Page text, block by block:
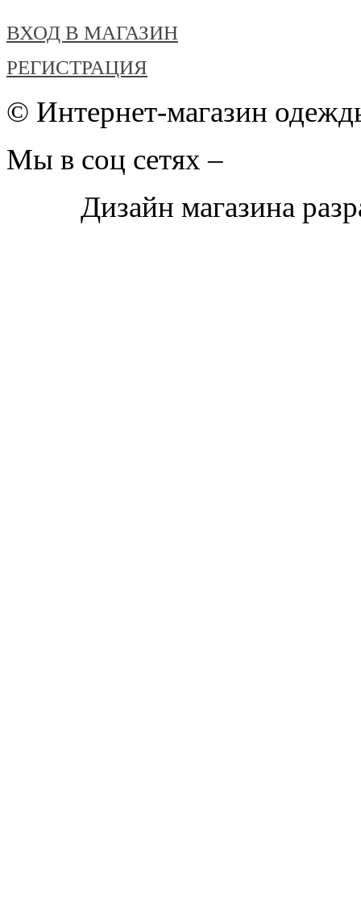
ВХОД В МАГАЗИН
РЕГИСТРАЦИЯ
© Интернет-магазин
Мы в соц сетях –
Дизайн магазина